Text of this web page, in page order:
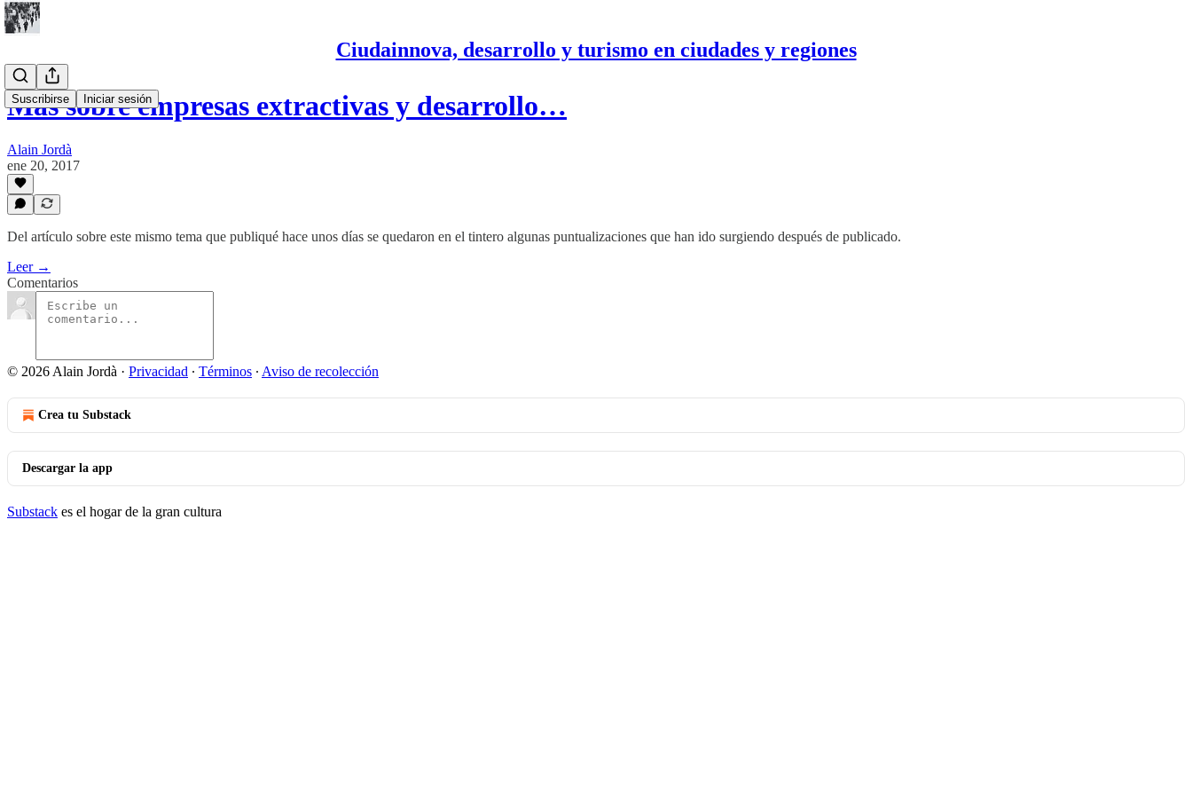
Ciudainnova, desarrollo y turismo en ciudades y regiones
Suscribirse Iniciar sesión
Más sobre empresas extractivas y desarrollo…
Alain Jordà
ene 20, 2017
Del artículo sobre este mismo tema que publiqué hace unos días se quedaron en el tintero algunas puntualizaciones que han ido surgiendo después de publicado.
Leer →
Comentarios
© 2026 Alain Jordà · Privacidad ∙ Términos ∙ Aviso de recolección
Crea tu Substack
Descargar la app
Substack es el hogar de la gran cultura